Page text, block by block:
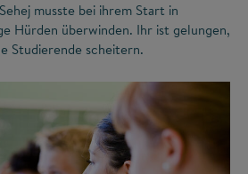
musste bei ihrem Start in
Hürden überwinden. Ihr ist gelungen,
Studierende scheitern.